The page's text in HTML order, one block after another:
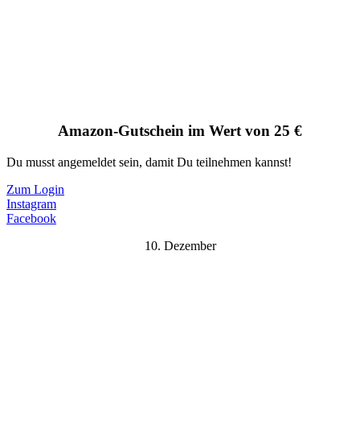
Amazon-Gutschein im Wert von 25 €
Du musst angemeldet sein, damit Du teilnehmen kannst!
Zum Login
Instagram
Facebook
10. Dezember